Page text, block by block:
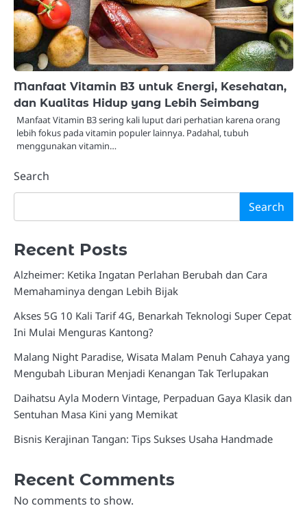
Manfaat Vitamin B3 untuk Energi, Kesehatan,
dan Kualitas Hidup yang Lebih Seimbang
Manfaat Vitamin B3 sering kali luput dari perhatian karena orang
lebih fokus pada vitamin populer lainnya. Padahal, tubuh
menggunakan vitamin…
Search
Search
Recent Posts
Alzheimer: Ketika Ingatan Perlahan Berubah dan Cara
Memahaminya dengan Lebih Bijak
Akses 5G 10 Kali Tarif 4G, Benarkah Teknologi Super Cepat
Ini Mulai Menguras Kantong?
Malang Night Paradise, Wisata Malam Penuh Cahaya yang
Mengubah Liburan Menjadi Kenangan Tak Terlupakan
Daihatsu Ayla Modern Vintage, Perpaduan Gaya Klasik dan
Sentuhan Masa Kini yang Memikat
Bisnis Kerajinan Tangan: Tips Sukses Usaha Handmade
Recent Comments
No comments to show.